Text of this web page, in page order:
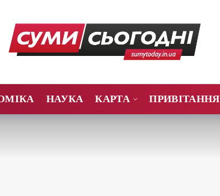
НАУКА КАРТА ПРИВІТАННЯ